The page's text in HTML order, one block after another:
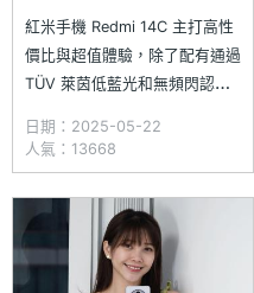
通路優惠價格一次看
(2025.5)
紅米手機 Redmi 14C 主打高性
價比與超值體驗，除了配有通過
TÜV 萊茵低藍光和無頻閃認證
5,160mAh 大容量電池，滿足一
整天的續航需求，如果你正追求
一台平價好用的大螢幕手，目前
正在降價的 Redmi 14C 會是不
錯的選擇。究竟 Redmi 14C 目
前
日期：2025-05-22
人氣：13668